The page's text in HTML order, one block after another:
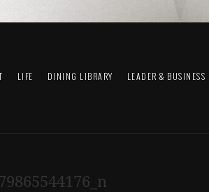
LIFE DINING LIBRARY LEADER & BUSINESS